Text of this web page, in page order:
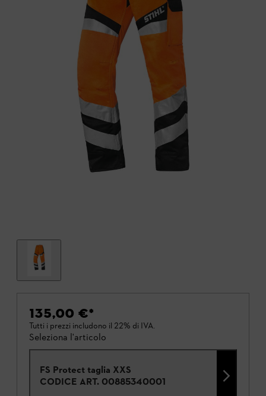
135,00 €*
Tutti i prezzi includono il 22% di IVA.
Seleziona l'articolo
FS Protect taglia XXS
CODICE ART. 00885340001